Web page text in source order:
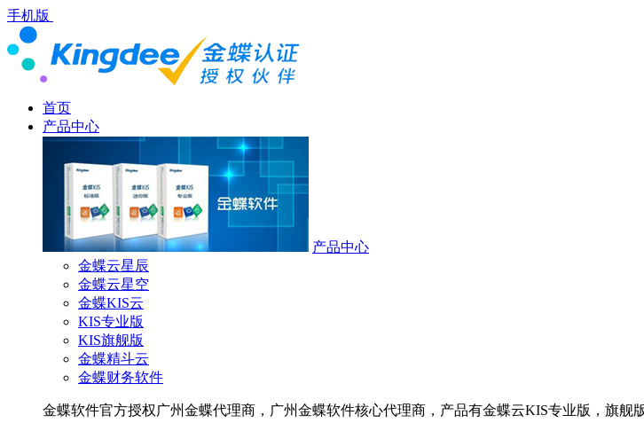
手机版
首页
产品中心
产品中心
金蝶云星辰
金蝶云星空
金蝶KIS云
KIS专业版
KIS旗舰版
金蝶精斗云
金蝶财务软件
金蝶软件官方授权广州金蝶代理商，广州金蝶软件核心代理商，产品有金蝶云KIS专业版，旗舰